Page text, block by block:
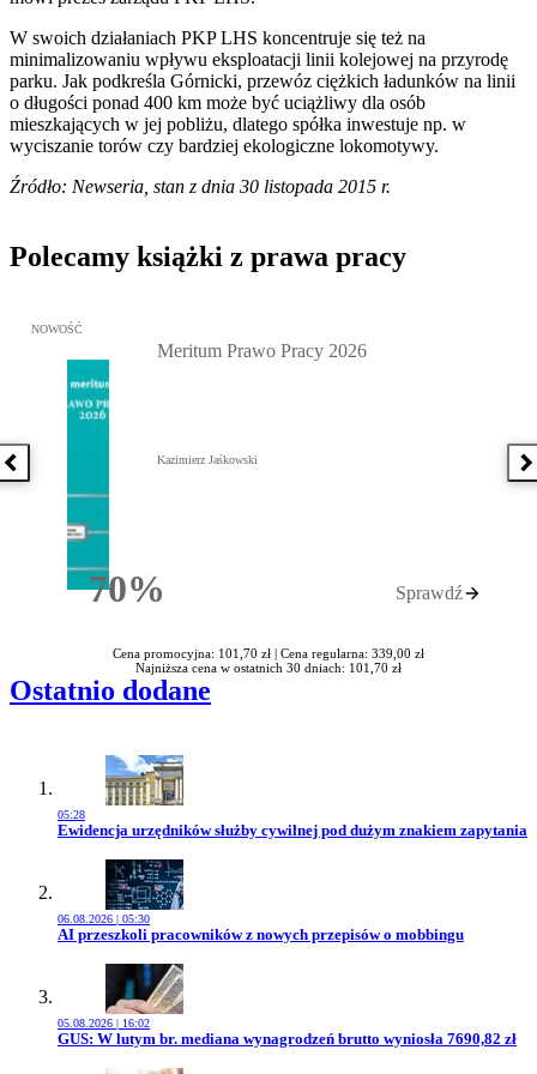
W swoich działaniach PKP LHS koncentruje się też na
minimalizowaniu wpływu eksploatacji linii kolejowej na przyrodę
parku. Jak podkreśla Górnicki, przewóz ciężkich ładunków na linii
o długości ponad 400 km może być uciążliwy dla osób
mieszkających w jej pobliżu, dlatego spółka inwestuje np. w
wyciszanie torów czy bardziej ekologiczne lokomotywy.
Źródło: Newseria, stan z dnia 30 listopada 2015 r.
Polecamy książki z prawa pracy
Poprzednia książka
Przejdź do: Meritum Prawo Pracy 2026, Kazimierz Jaśkowski -
NOWOŚĆ
70%Rabatu
Meritum Prawo Pracy 2026
Kazimierz Jaśkowski
Sprawdź
Cena promocyjna: 101,70 zł | Cena regularna: 339,00 zł
Najniższa cena w ostatnich 30 dniach: 101,70 zł
Ostatnio dodane
05:28
Przejdź do artykułu:
Ewidencja urzędników służby cywilnej pod dużym znakiem zapytania
06.08.2026 | 05:30
Przejdź do artykułu:
AI przeszkoli pracowników z nowych przepisów o mobbingu
05.08.2026 | 16:02
Przejdź do artykułu:
GUS: W lutym br. mediana wynagrodzeń brutto wyniosła 7690,82 zł